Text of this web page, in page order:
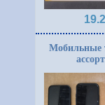
Мобильные